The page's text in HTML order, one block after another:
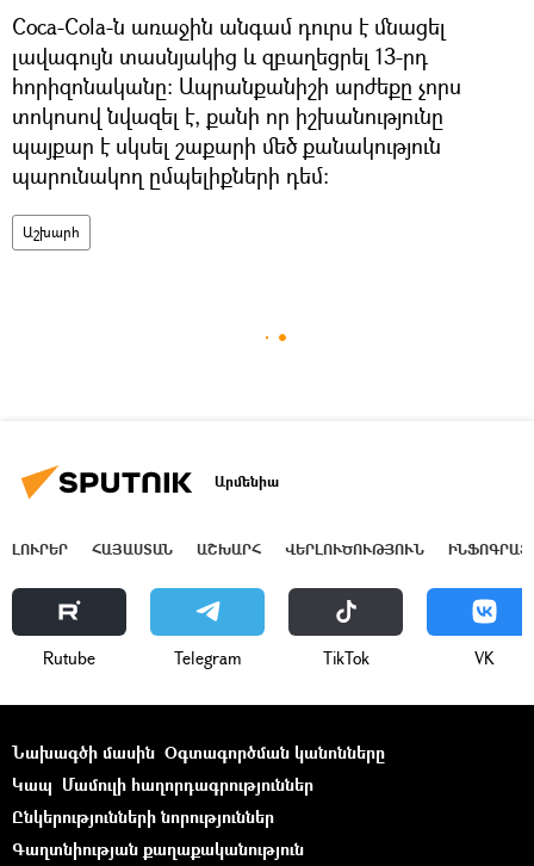
Coca-Cola-ն առաջին անգամ դուրս է մնացել
լավագույն տասնյակից և զբաղեցրել 13-րդ
հորիզոնականը: Ապրանքանիշի արժեքը չորս
տոկոսով նվազել է, քանի որ իշխանությունը
պայքար է սկսել շաքարի մեծ քանակություն
պարունակող ըմպելիքների դեմ:
Աշխարհ
Արմենիա
ԼՈՒՐԵՐ ՀԱՅԱՍՏԱՆ ԱՇԽԱՐՀ ՎԵՐԼՈՒԾՈՒԹՅՈՒՆ
Rutube Telegram ТikТоk VK
Նախագծի մասին Օգտագործման կանոնները
Կապ Մամուլի հաղորդագրություններ
Ընկերությունների նորություններ
Գաղտնիության քաղաքականություն